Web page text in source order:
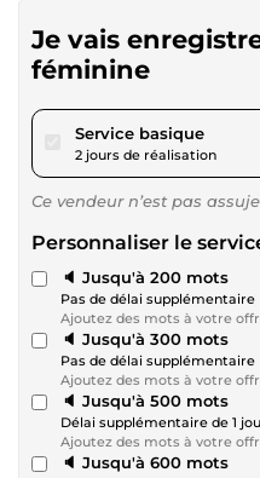
Je vais
féminine
Service basiquepour
2 jours de réalisation
Ce vendeur n’est pas
Personnaliser le
🔈 Jusqu'à 200 mots
Pas de délai supplémentaire
Ajoutez des mots à votre
🔈 Jusqu'à 300 mots
Pas de délai supplémentaire
Ajoutez des mots à votre
🔈 Jusqu'à 500 mots
Délai supplémentaire de 1
Ajoutez des mots à votre
🔈 Jusqu'à 600 mots